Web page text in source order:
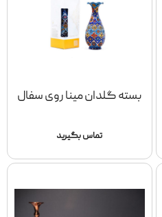
بسته گلدان مینا روی سفال
تماس بگیرید